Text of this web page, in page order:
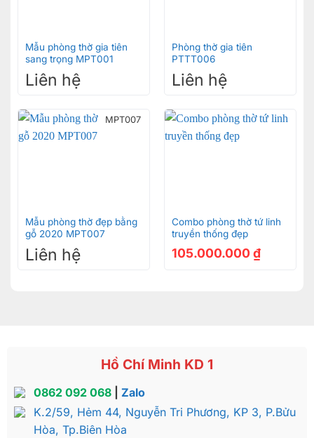
Mẫu phòng thờ gia tiên
sang trọng MPT001
Liên hệ
Phòng thờ gia tiên
PTTT006
Liên hệ
MPT007
Mẫu phòng thờ đẹp bằng
gỗ 2020 MPT007
Liên hệ
Combo phòng thờ tứ linh
truyền thống đẹp
105.000.000 ₫
Hồ Chí Minh KD 1
0862 092 068| Zalo
K.2/59, Hẻm 44, Nguyễn Tri Phương, KP 3, P.Bửu
Hòa, Tp.Biên Hòa